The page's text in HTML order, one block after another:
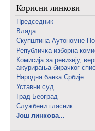
Корисни линкови
Председник
Влада
Скупштина Аутономне
Републичка изборна
Комисија за ревизију,
ажурирања бирачког
Народна банка Србије
Уставни суд
Град Београд
Службени гласник
Још линкова...